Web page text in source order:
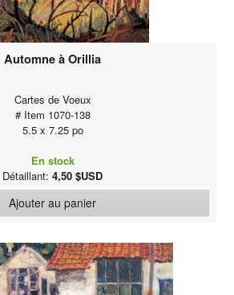
Automne à Orillia
Cartes de Voeux
# Item 1070-138
5.5 x 7.25 po
En stock
Détaillant: 4,50 $USD
Ajouter au panier